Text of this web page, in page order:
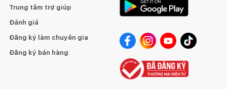
Trung tâm trợ giúp
Đánh giá
Đăng ký làm chuyên gia
Đăng ký bán hàng